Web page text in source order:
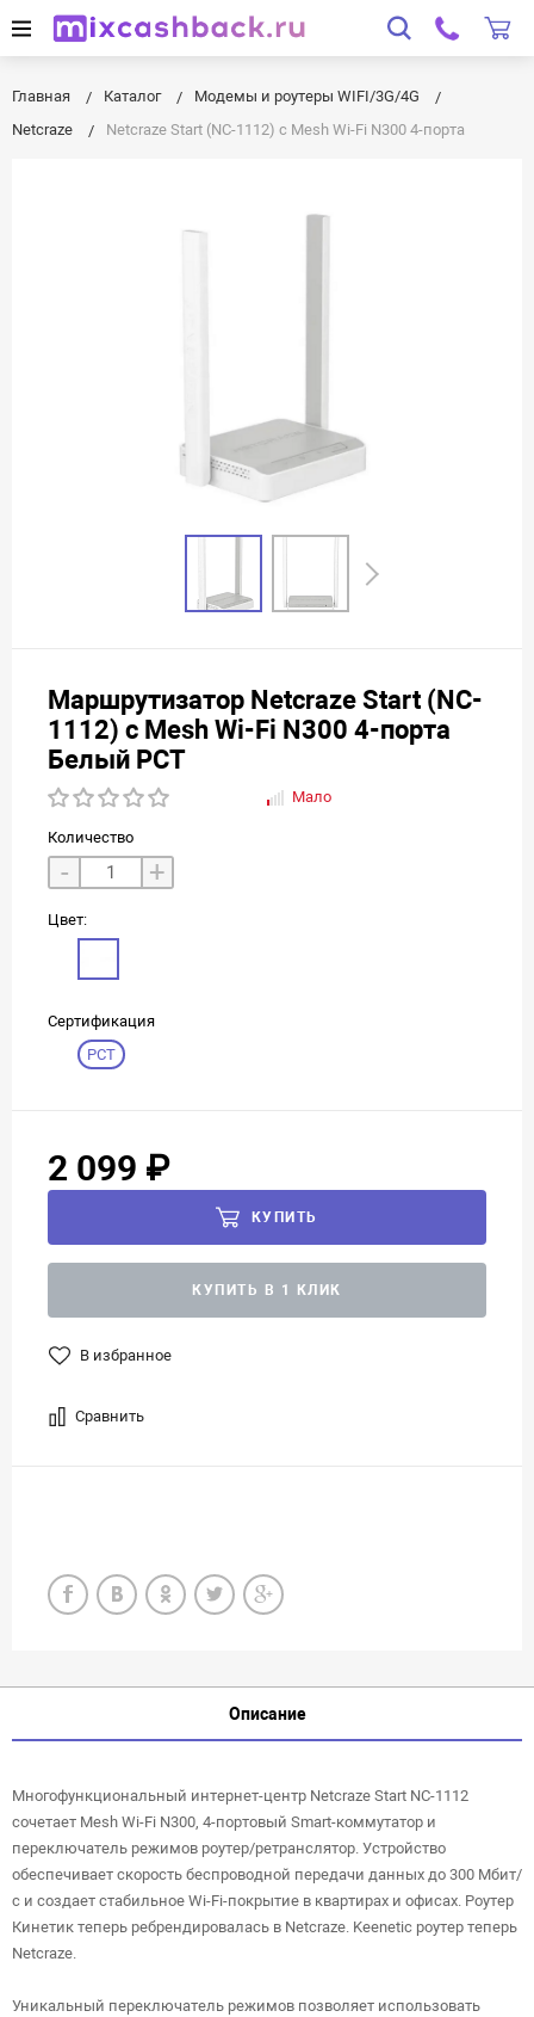
Главная Каталог
Модемы и роутеры WIFI/3G/4G
Netcraze
Netcraze Start (NC-1112) с Mesh Wi-Fi N300 4-порта
Маршрутизатор Netcraze Start (NC-
1112) с Mesh Wi-Fi N300 4-порта
Белый РСТ
Мало
Количество
- +
Цвет:
Сертификация
РСТ
2 099 ₽
КУПИТЬ
КУПИТЬ В 1 КЛИК
В избранное
Сравнить
Описание
Многофункциональный интернет-центр Netcraze Start NC-1112
сочетает Mesh Wi-Fi N300, 4-портовый Smart-коммутатор и
переключатель режимов роутер/ретранслятор. Устройство
обеспечивает скорость беспроводной передачи данных до 300 Мбит/
с и создает стабильное Wi-Fi-покрытие в квартирах и офисах. Роутер
Кинетик теперь ребрендировалась в Netcraze. Keenetic роутер теперь
Netcraze.
Уникальный переключатель режимов позволяет использовать